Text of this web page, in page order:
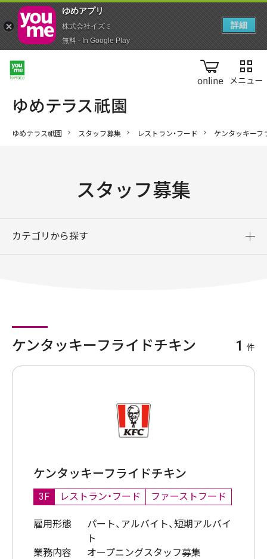
online
ゆめテラス祇園 スタッフ募集 レストラン・フード ケンタッキーフ
スタッフ募集
カテゴリから探す
ケンタッキーフライドチキン 1 件
ケンタッキーフライドチキン
3F レストラン・フード ファーストフード
雇用形態
パート、アルバイト、短期アルバイ
ト
業務内容
オープニングスタッフ募集
ゆめアプ‪リ‬
株式会社イズミ
無料 - In Google Play
詳細